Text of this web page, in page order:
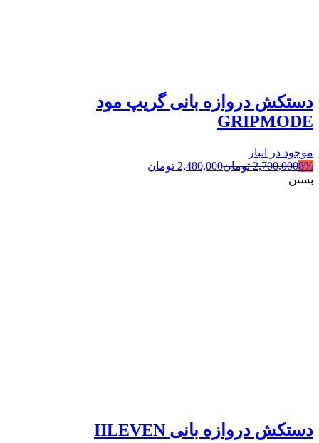
دستکش دروازه بانی گریپ مود
GRIPMODE
موجود در انبار
8%
2,700,000 تومان2,480,000 تومان
بستن
دستکش دروازه بانی IILEVEN